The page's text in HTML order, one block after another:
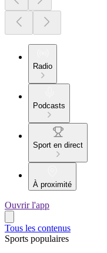
Radio
Podcasts
Sport en direct
À proximité
Ouvrir l'app
Tous les contenus
Sports populaires